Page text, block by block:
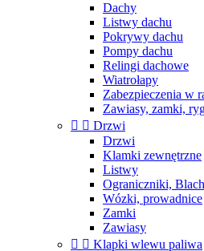
Dachy
Listwy dachu
Pokrywy dachu
Pompy dachu
Relingi dachowe
Wiatrołapy
Zabezpieczenia w
Zawiasy, zamki,
  Drzwi
Drzwi
Klamki zewnętrzne
Listwy
Ograniczniki,
Wózki, prowadnice
Zamki
Zawiasy
  Klapki wlewu paliwa